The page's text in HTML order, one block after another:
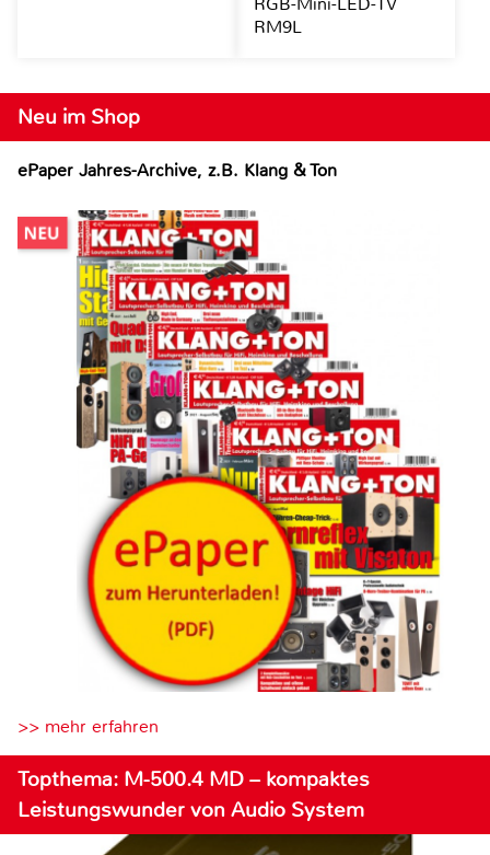
Neu im Shop
ePaper Jahres-Archive, z.B. Klang & Ton
>> mehr erfahren
Topthema: M-500.4 MD – kompaktes
Leistungswunder von Audio System
RM9L